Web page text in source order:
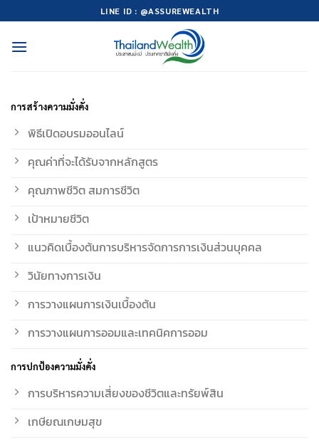
to
content
LINE ID : @ASSUREWEALTH
การสร้างความมั่งคั่ง
พิธีเปิดอบรมออนไลน์
คุณค่าที่จะได้รับจากหลักสูตร
คุณภาพชีวิต สมการชีวิต
เป้าหมายชีวิต
แนวคิดเบื้องต้นการบริหารจัดการการเงินส่วนบุคคล
วินัยทางการเงิน
การวางแผนการเงินเบื้องต้น
การวางแผนการออมและเทคนิคการออม
การปกป้องความมั่งคั่ง
การบริหารความเสี่ยงของชีวิตและทรัยพ์สิน
เกษียณเกษมสุข